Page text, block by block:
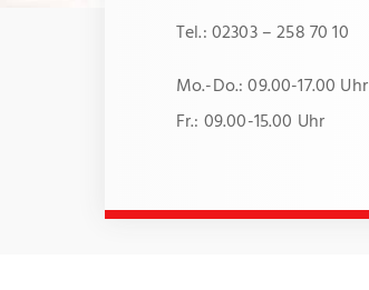
Tel.: 02303 – 258 70 10
Mo.-Do.: 09.00-17.00 Uhr
Fr.: 09.00-15.00 Uhr